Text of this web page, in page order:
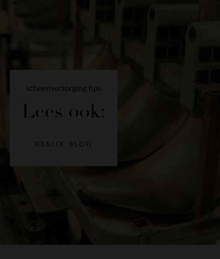
schoenverzorging tips
Lees ook:
BEKIJK BLOG